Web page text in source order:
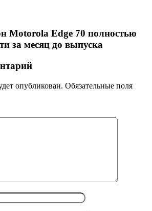
Motorola Edge 70 полностью
за месяц до выпуска
опубликован. Обязательные поля